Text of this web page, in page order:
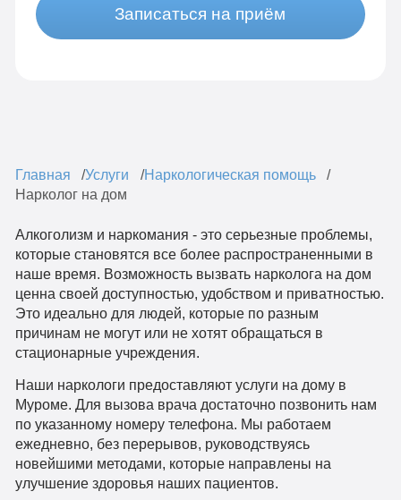
Записаться на приём
Главная Услуги
Наркологическая помощь
Нарколог на дом
Алкоголизм и наркомания - это серьезные проблемы,
которые становятся все более распространенными в
наше время. Возможность вызвать нарколога на дом
ценна своей доступностью, удобством и приватностью.
Это идеально для людей, которые по разным
причинам не могут или не хотят обращаться в
стационарные учреждения.
Наши наркологи предоставляют услуги на дому в
Муроме. Для вызова врача достаточно позвонить нам
по указанному номеру телефона. Мы работаем
ежедневно, без перерывов, руководствуясь
новейшими методами, которые направлены на
улучшение здоровья наших пациентов.